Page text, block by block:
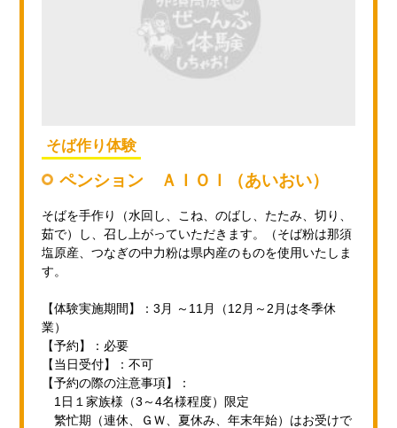
そば作り体験
ペンション ＡＩＯＩ（あいおい）
そばを手作り（水回し、こね、のばし、たたみ、切り、
茹で）し、召し上がっていただきます。（そば粉は那須
塩原産、つなぎの中力粉は県内産のものを使用いたしま
す。
【体験実施期間】：3月 ～11月（12月～2月は冬季休
業）
【予約】：必要
【当日受付】：不可
【予約の際の注意事項】：
1日１家族様（3～4名様程度）限定
繁忙期（連休、ＧＷ、夏休み、年末年始）はお受けで